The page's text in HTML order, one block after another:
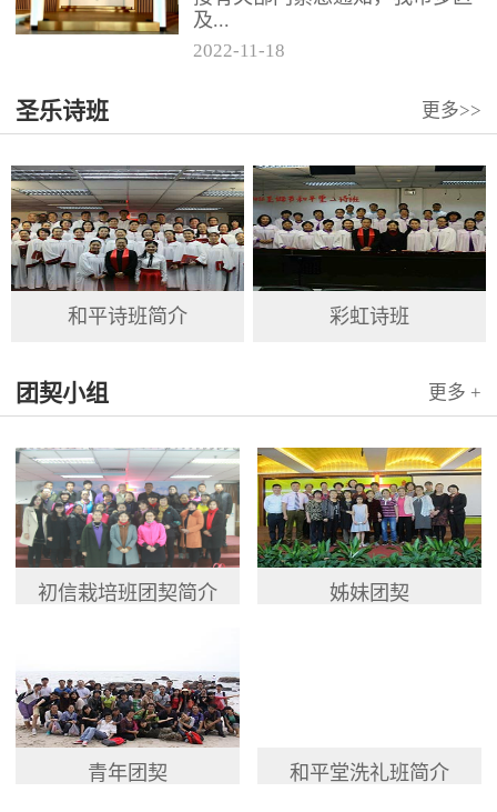
及...
况比较复杂。基督教和平堂自11
月19日起，执行实施“双暂停”
2022-11 -18
圣乐诗班 更多>>
和平诗班简介 彩虹诗班
团契小组 更多 +
初信栽培班团契简介 姊妹团契
青年团契 和平堂洗礼班简介